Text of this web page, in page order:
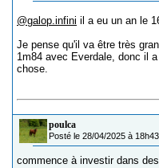
@galop.infini il a eu un an le
Je pense qu'il va être très
1m84 avec Everdale, donc il
chose.
poulca
Posté le 28/04/2025 à 18h43
commence à investir dans